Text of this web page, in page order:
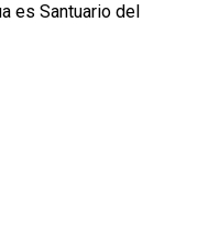
es Santuario del